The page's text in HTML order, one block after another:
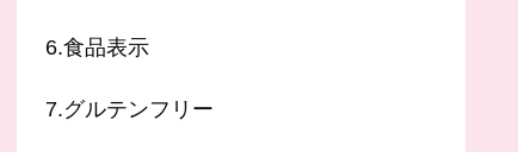
6.食品表示
7.グルテンフリー